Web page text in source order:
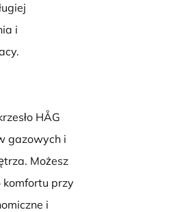
i
HÅG
gazowych i
Możesz
przy
i